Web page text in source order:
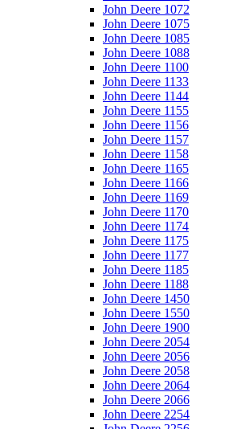
John Deere 1072
John Deere 1075
John Deere 1085
John Deere 1088
John Deere 1100
John Deere 1133
John Deere 1144
John Deere 1155
John Deere 1156
John Deere 1157
John Deere 1158
John Deere 1165
John Deere 1166
John Deere 1169
John Deere 1170
John Deere 1174
John Deere 1175
John Deere 1177
John Deere 1185
John Deere 1188
John Deere 1450
John Deere 1550
John Deere 1900
John Deere 2054
John Deere 2056
John Deere 2058
John Deere 2064
John Deere 2066
John Deere 2254